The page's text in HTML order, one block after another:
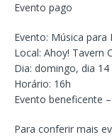
Evento pago
Evento: Música para
Local: Ahoy! Tavern
Dia: domingo, dia 14
Horário: 16h
Evento beneficente
Para conferir mais